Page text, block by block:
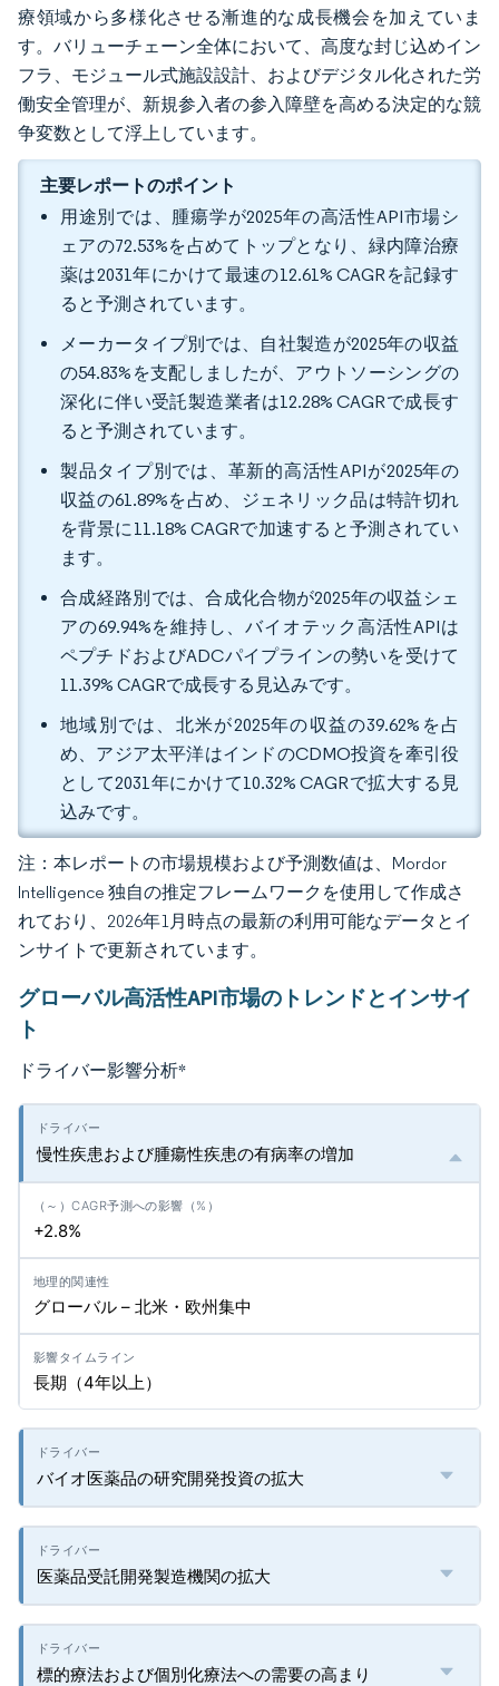
療領域から多様化させる漸進的な成長機会を加えていま
す。バリューチェーン全体において、高度な封じ込めイン
フラ、モジュール式施設設計、およびデジタル化された労
働安全管理が、新規参入者の参入障壁を高める決定的な競
争変数として浮上しています。
主要レポートのポイント
用途別では、腫瘍学が2025年の高活性API市場シ
ェアの72.53%を占めてトップとなり、緑内障治療
薬は2031年にかけて最速の12.61% CAGRを記録す
ると予測されています。
メーカータイプ別では、自社製造が2025年の収益
の54.83%を支配しましたが、アウトソーシングの
深化に伴い受託製造業者は12.28% CAGRで成長す
ると予測されています。
製品タイプ別では、革新的高活性APIが2025年の
収益の61.89%を占め、ジェネリック品は特許切れ
を背景に11.18% CAGRで加速すると予測されてい
ます。
合成経路別では、合成化合物が2025年の収益シェ
アの69.94%を維持し、バイオテック高活性APIは
ペプチドおよびADCパイプラインの勢いを受けて
11.39% CAGRで成長する見込みです。
地域別では、北米が2025年の収益の39.62%を占
め、アジア太平洋はインドのCDMO投資を牽引役
として2031年にかけて10.32% CAGRで拡大する見
込みです。
注：本レポートの市場規模および予測数値は、Mordor
Intelligence 独自の推定フレームワークを使用して作成さ
れており、2026年1月時点の最新の利用可能なデータとイ
ンサイトで更新されています。
グローバル高活性API市場のトレンドとインサイ
ト
ドライバー影響分析*
慢性疾患および腫瘍性疾患の有病率の増加
+2.8%
グローバル – 北米・欧州集中
長期（4年以上）
バイオ医薬品の研究開発投資の拡大
医薬品受託開発製造機関の拡大
標的療法および個別化療法への需要の高まり